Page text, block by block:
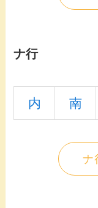
ナ行
内 南
ナ